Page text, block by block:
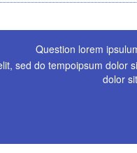
Question lorem
sed do tempoipsum dolor
dolor